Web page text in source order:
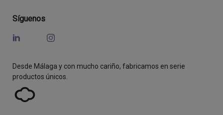
Síguenos
Desde Málaga y con mucho cariño, fabricamos en serie
productos únicos.